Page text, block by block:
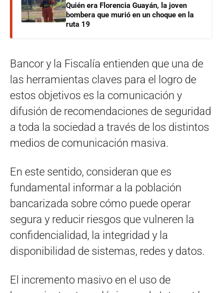
Quién era Florencia Guayán, la joven
bombera que murió en un choque en la
ruta 19
Bancor y la Fiscalía entienden que una de
las herramientas claves para el logro de
estos objetivos es la comunicación y
difusión de recomendaciones de seguridad
a toda la sociedad a través de los distintos
medios de comunicación masiva.
En este sentido, consideran que es
fundamental informar a la población
bancarizada sobre cómo puede operar
segura y reducir riesgos que vulneren la
confidencialidad, la integridad y la
disponibilidad de sistemas, redes y datos.
El incremento masivo en el uso de